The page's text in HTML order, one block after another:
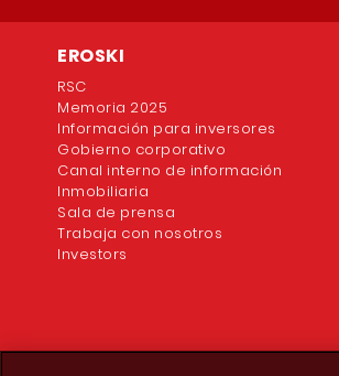
EROSKI
RSC
Memoria 2025
Información para inversores
Gobierno corporativo
Canal interno de información
Inmobiliaria
Sala de prensa
Trabaja con nosotros
Investors